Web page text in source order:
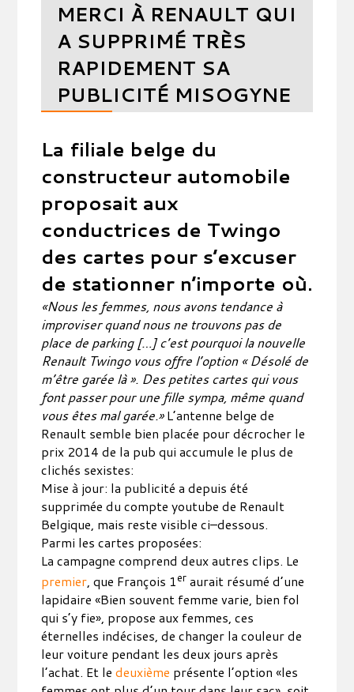
MERCI À RENAULT QUI
A SUPPRIMÉ TRÈS
RAPIDEMENT SA
PUBLICITÉ MISOGYNE
La filiale belge du
constructeur automobile
proposait aux
conductrices de Twingo
des cartes pour s’excuser
de stationner n’importe où.
«Nous les femmes, nous avons tendance à
improviser quand nous ne trouvons pas de
place de parking […] c’est pourquoi la nouvelle
Renault Twingo vous offre l’option « Désolé de
m’être garée là ». Des petites cartes qui vous
font passer pour une fille sympa, même quand
vous êtes mal garée.»L’antenne belge de
Renault semble bien placée pour décrocher le
prix 2014 de la pub qui accumule le plus de
clichés sexistes:
Mise à jour: la publicité a depuis été
supprimée du compte youtube de Renault
Belgique, mais reste visible ci–dessous.
Parmi les cartes proposées:
La campagne comprend deux autres clips. Le
premier, que François 1er aurait résumé d’une
lapidaire «Bien souvent femme varie, bien fol
qui s’y fie», propose aux femmes, ces
éternelles indécises, de changer la couleur de
leur voiture pendant les deux jours après
l’achat. Et ledeuxième présente l’option «les